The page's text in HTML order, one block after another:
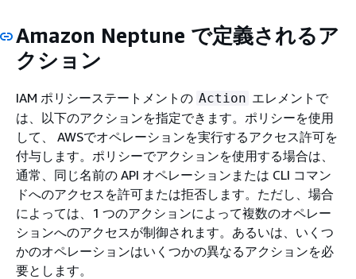
Amazon Neptune で定義されるア
クション
IAM ポリシーステートメントの Action エレメントで
は、以下のアクションを指定できます。ポリシーを使用
して、 AWSでオペレーションを実行するアクセス許可を
付与します。ポリシーでアクションを使用する場合は、
通常、同じ名前の API オペレーションまたは CLI コマン
ドへのアクセスを許可または拒否します。ただし、場合
によっては、1 つのアクションによって複数のオペレー
ションへのアクセスが制御されます。あるいは、いくつ
かのオペレーションはいくつかの異なるアクションを必
要とします。